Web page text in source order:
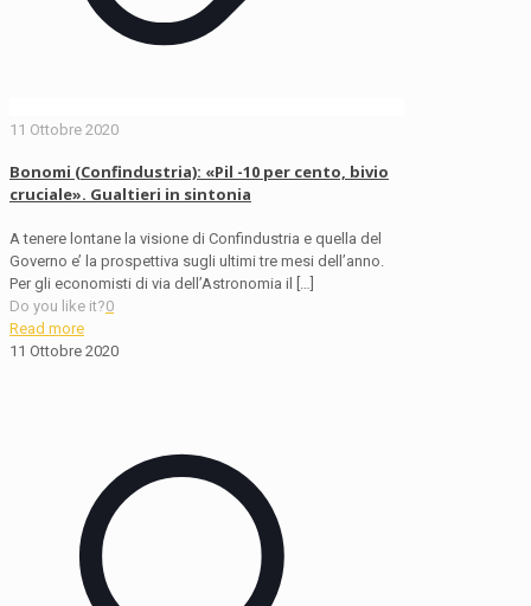
11 Ottobre 2020
Bonomi (Confindustria): «Pil -10 per cento, bivio
cruciale». Gualtieri in sintonia
A tenere lontane la visione di Confindustria e quella del
Governo e’ la prospettiva sugli ultimi tre mesi dell’anno.
Per gli economisti di via dell’Astronomia il […]
Do you like it?0
Read more
11 Ottobre 2020